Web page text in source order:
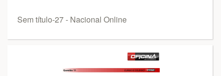
Sem título-27 - Nacional Online